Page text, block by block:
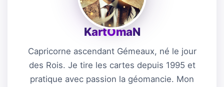
KartÔmaN
Capricorne ascendant Gémeaux, né le jour
des Rois. Je tire les cartes depuis 1995 et
pratique avec passion la géomancie. Mon